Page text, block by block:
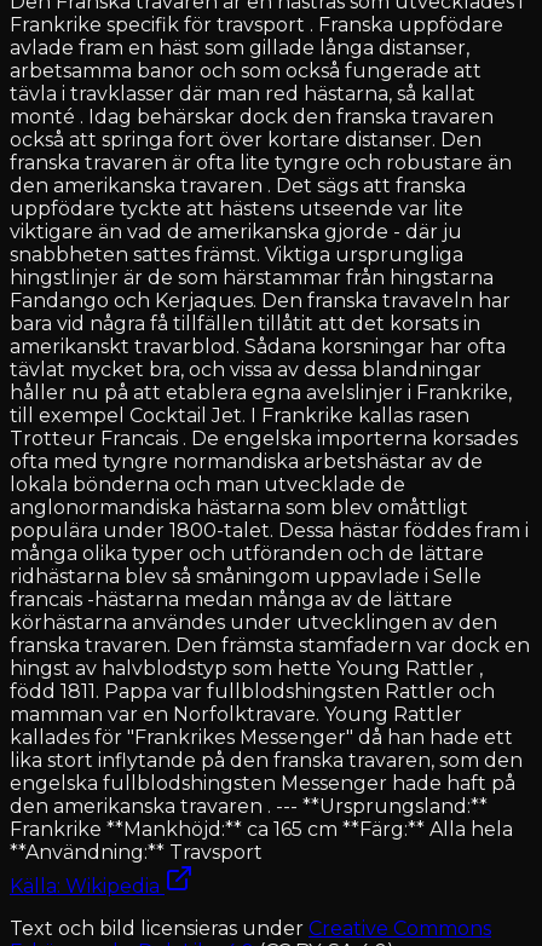
Frankrike specifik för travsport . Franska uppfödare
avlade fram en häst som gillade långa distanser,
arbetsamma banor och som också fungerade att
tävla i travklasser där man red hästarna, så kallat
monté . Idag behärskar dock den franska travaren
också att springa fort över kortare distanser. Den
franska travaren är ofta lite tyngre och robustare än
den amerikanska travaren . Det sägs att franska
uppfödare tyckte att hästens utseende var lite
viktigare än vad de amerikanska gjorde - där ju
snabbheten sattes främst. Viktiga ursprungliga
hingstlinjer är de som härstammar från hingstarna
Fandango och Kerjaques. Den franska travaveln har
bara vid några få tillfällen tillåtit att det korsats in
amerikanskt travarblod. Sådana korsningar har ofta
tävlat mycket bra, och vissa av dessa blandningar
håller nu på att etablera egna avelslinjer i Frankrike,
till exempel Cocktail Jet. I Frankrike kallas rasen
Trotteur Francais . De engelska importerna korsades
ofta med tyngre normandiska arbetshästar av de
lokala bönderna och man utvecklade de
anglonormandiska hästarna som blev omåttligt
populära under 1800-talet. Dessa hästar föddes fram i
många olika typer och utföranden och de lättare
ridhästarna blev så småningom uppavlade i Selle
francais -hästarna medan många av de lättare
körhästarna användes under utvecklingen av den
franska travaren. Den främsta stamfadern var dock en
hingst av halvblodstyp som hette Young Rattler ,
född 1811. Pappa var fullblodshingsten Rattler och
mamman var en Norfolktravare. Young Rattler
kallades för "Frankrikes Messenger" då han hade ett
lika stort inflytande på den franska travaren, som den
engelska fullblodshingsten Messenger hade haft på
den amerikanska travaren . --- **Ursprungsland:**
Frankrike **Mankhöjd:** ca 165 cm **Färg:** Alla hela
**Användning:** Travsport
Källa: Wikipedia
Text och bild licensieras under Creative Commons